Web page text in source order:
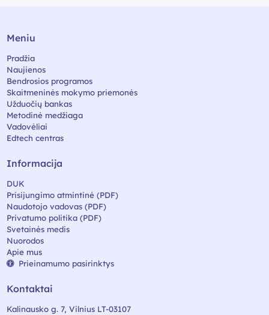
Meniu
Pradžia
Naujienos
Bendrosios programos
Skaitmeninės mokymo priemonės
Užduočių bankas
Metodinė medžiaga
Vadovėliai
Edtech centras
Informacija
DUK
Prisijungimo atmintinė (PDF)
Naudotojo vadovas (PDF)
Privatumo politika (PDF)
Svetainės medis
Nuorodos
Apie mus
Prieinamumo pasirinktys
Kontaktai
Kalinausko g. 7, Vilnius LT-03107